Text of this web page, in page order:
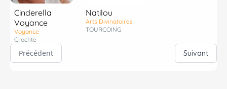
Cinderella
Voyance
Voyance
Crochte
Natilou
Arts Divinatoires
TOURCOING
Précédent Suivant